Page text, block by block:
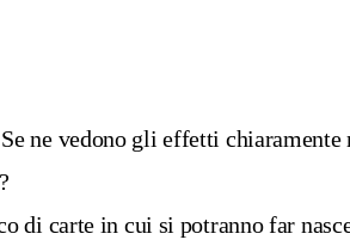
ne vedono gli effetti
carte in cui si potranno far